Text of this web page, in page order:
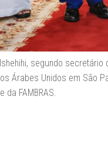
segundo
Árabes Unidos em São
da FAMBRAS.